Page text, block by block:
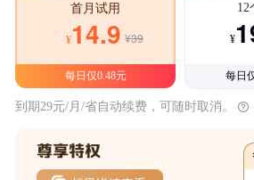
首月试用
¥14.9 ¥39
每日仅0.48元
12
¥
每日
到期29元/月/省自动续费，可随时取消。